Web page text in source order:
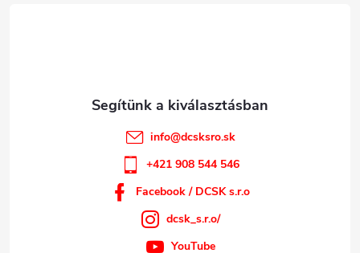
info@dcsksro.sk
+421 908 544 546
Facebook / DCSK s.r.o
dcsk_s.r.o/
YouTube